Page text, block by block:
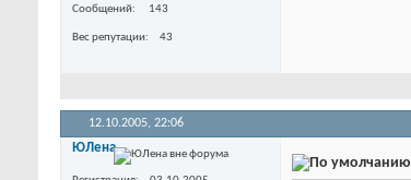
Сообщений
143
Вес репутации 43
12.10.2005, 22:06
ЮЛена